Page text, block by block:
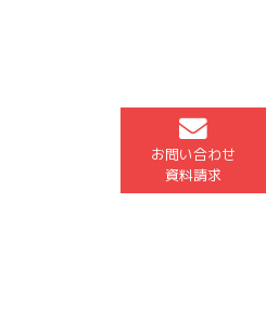
お問い合わせ
資料請求